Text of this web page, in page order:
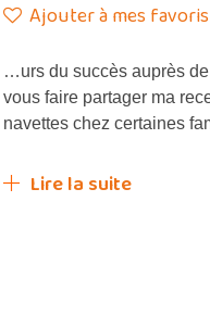
Ajouter à mes favoris
…urs du succès auprès
vous faire partager ma
navettes chez certaines
Lire la suite